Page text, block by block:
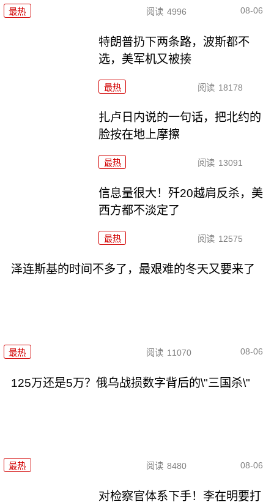
最热 阅读 4996 08-06
特朗普扔下两条路，波斯都不
选，美军机又被揍
最热 阅读 18178
扎卢日内说的一句话，把北约的
脸按在地上摩擦
最热 阅读 13091
信息量很大！歼20越肩反杀，美
西方都不淡定了
最热 阅读 12575
泽连斯基的时间不多了，最艰难的冬天又要来了
最热 阅读 11070 08-06
125万还是5万？俄乌战损数字背后的\"三国杀\"
最热 阅读 8480 08-06
对检察官体系下手！李在明要打